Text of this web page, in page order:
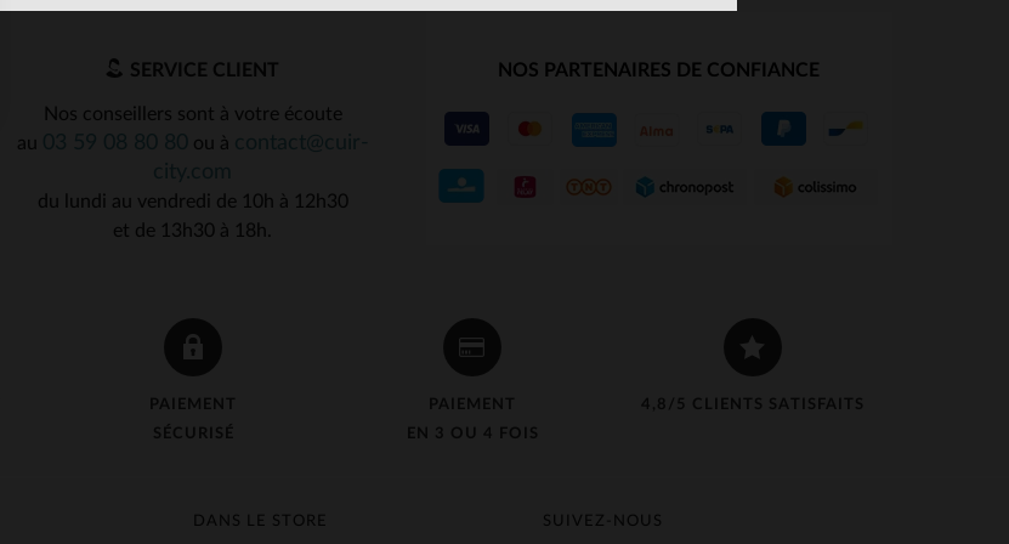
PAIEMENT
SÉCURISÉ
PAIEMENT
EN 3 OU 4 FOIS
4,8/5 CLIENTS SATISFAITS
SERVICE CLIENT
Nos conseillers sont à votre écoute
au
03 59 08 80 80 ou à contact@cuir-
du lundi au vendredi de 10h à 12h30
et de 13h30 à 18h.
NOS PARTENAIRES DE CONFIANCE
SUIVEZ-NOUS
DANS LE STORE